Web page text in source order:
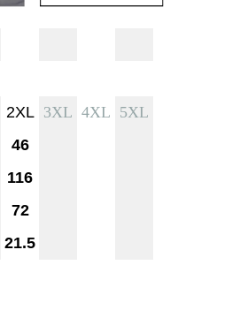
2XL 3XL 4XL 5XL
46
116
72
21.5